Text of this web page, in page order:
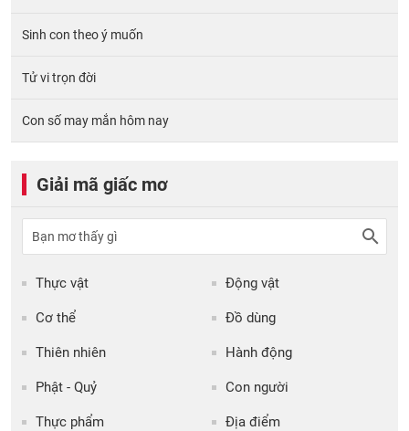
Sinh con theo ý muốn
Tử vi trọn đời
Con số may mắn hôm nay
Giải mã giấc mơ
Thực vật Động vật
Cơ thể Đồ dùng
Thiên nhiên Hành động
Phật - Quỷ Con người
Thực phẩm Địa điểm